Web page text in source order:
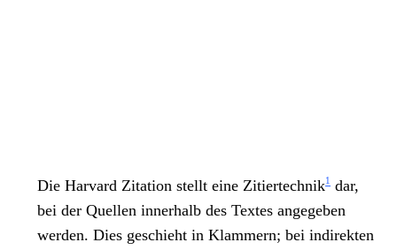
Die Harvard Zitation stellt eine Zitiertechnik1 dar,
bei der Quellen innerhalb des Textes angegeben
werden. Dies geschieht in Klammern; bei indirekten